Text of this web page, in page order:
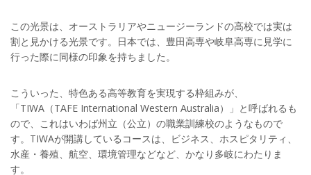
この光景は、オーストラリアやニュージーランドの高校では実は
割と見かける光景です。日本では、豊田高専や岐阜高専に見学に
行った際に同様の印象を持ちました。
こういった、特色ある高等教育を実現する枠組みが、
「TIWA（TAFE International Western Australia）」と呼ばれるも
ので、これはいわば州立（公立）の職業訓練校のようなもので
す。TIWAが開講しているコースは、ビジネス、ホスピタリティ、
水産・養殖、航空、環境管理などなど、かなり多岐にわたりま
す。